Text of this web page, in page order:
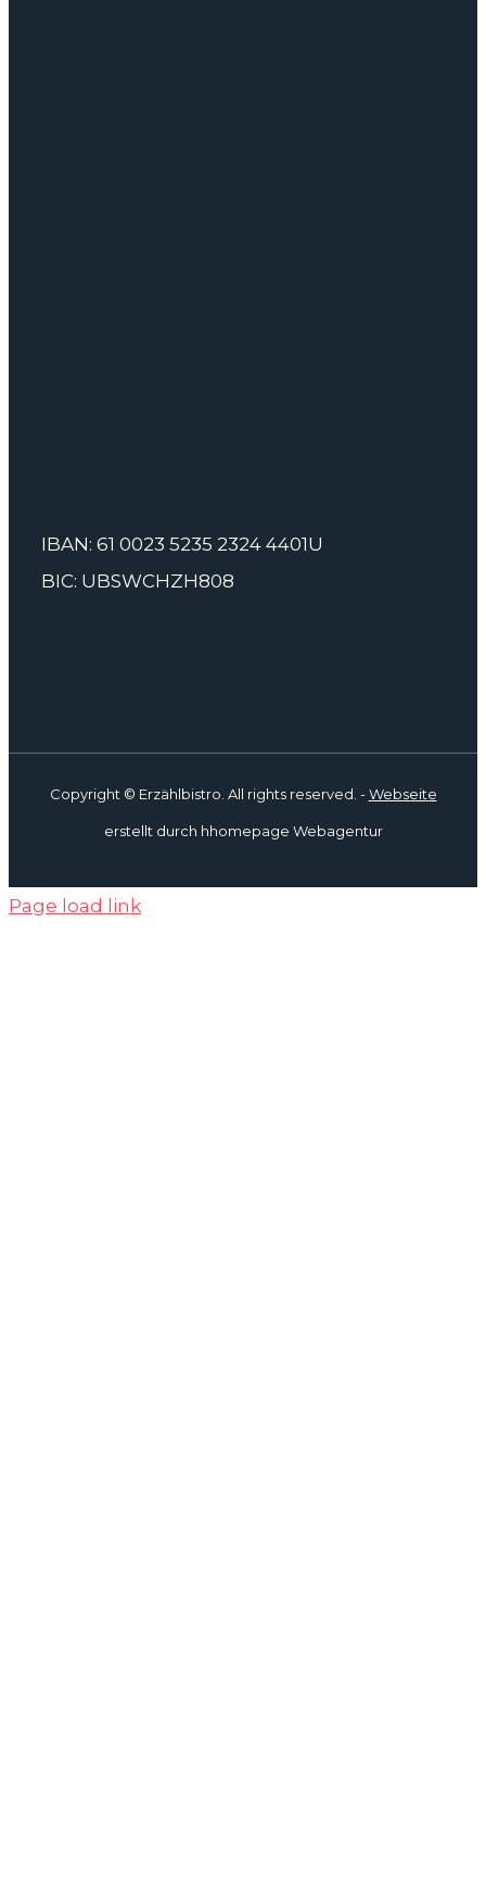
IBAN: 61 0023 5235 2324 4401U
BIC: UBSWCHZH808
Copyright © Erzählbistro. All rights reserved. -Webseite
erstellt durch hhomepage Webagentur
Page load link